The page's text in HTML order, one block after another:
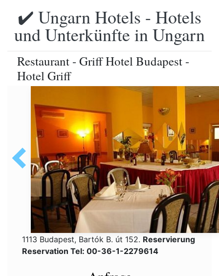
✔️ Ungarn Hotels - Hotels
und Unterkünfte in Ungarn
Restaurant - Griff Hotel Budapest -
Hotel Griff
1113 Budapest, Bartók B. út 152. Reservierung
Reservation Tel: 00-36-1-2279614